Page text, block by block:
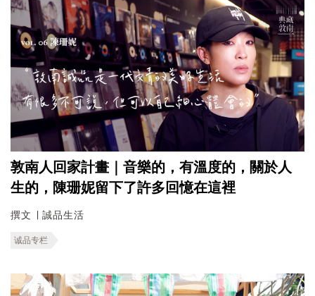
敦南人回家計畫｜音樂的，有溫度的，關於人
生的，陳珊妮留下了許多回憶在這裡
撰文 ∣ 誠品生活
诚品专栏